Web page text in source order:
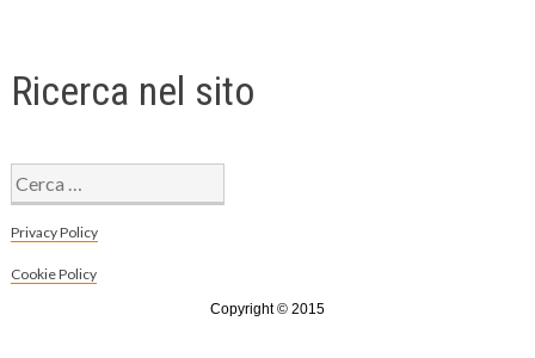
Ricerca nel sito
Ricerca
per:
Privacy Policy
Cookie Policy
Copyright © 2015